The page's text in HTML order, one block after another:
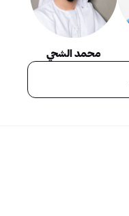
محمد الشحي